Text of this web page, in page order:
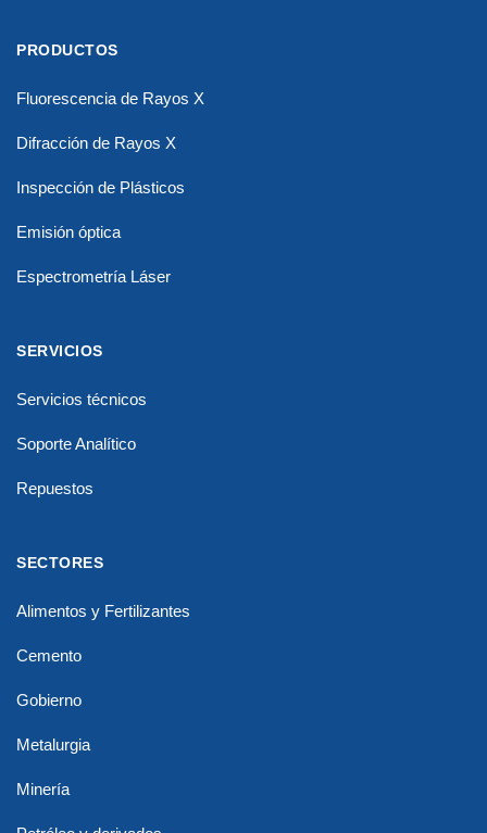
PRODUCTOS
Fluorescencia de Rayos X
Difracción de Rayos X
Inspección de Plásticos
Emisión óptica
Espectrometría Láser
SERVICIOS
Servicios técnicos
Soporte Analítico
Repuestos
SECTORES
Alimentos y Fertilizantes
Cemento
Gobierno
Metalurgia
Minería